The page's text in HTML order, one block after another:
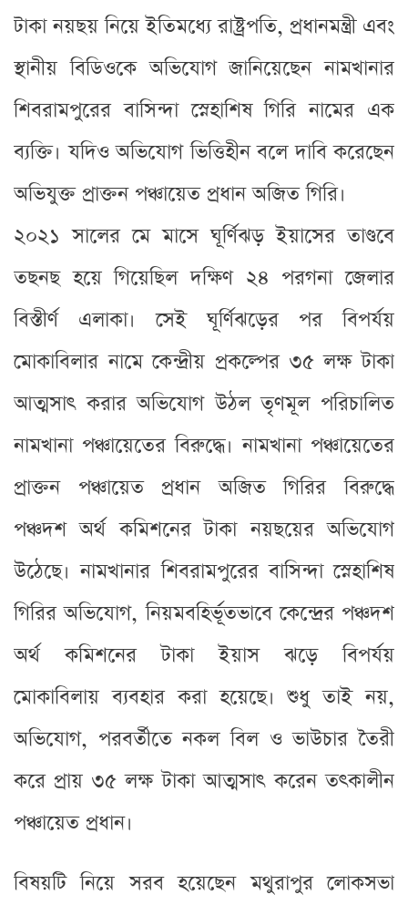
টাকা নয়ছয় নিয়ে ইতিমধ্যে রাষ্ট্রপতি, প্রধানমন্ত্রী এবং
স্থানীয় বিডিওকে অভিযোগ জানিয়েছেন নামখানার
শিবরামপুরের বাসিন্দা স্নেহাশিষ গিরি নামের এক
ব্যক্তি। যদিও অভিযোগ ভিত্তিহীন বলে দাবি করেছেন
অভিযুক্ত প্রাক্তন পঞ্চায়েত প্রধান অজিত গিরি।
২০২১ সালের মে মাসে ঘূর্ণিঝড় ইয়াসের তাণ্ডবে
তছনছ হয়ে গিয়েছিল দক্ষিণ ২৪ পরগনা জেলার
বিস্তীর্ণ এলাকা। সেই ঘূর্ণিঝড়ের পর বিপর্যয়
মোকাবিলার নামে কেন্দ্রীয় প্রকল্পের ৩৫ লক্ষ টাকা
আত্মসাৎ করার অভিযোগ উঠল তৃণমূল পরিচালিত
নামখানা পঞ্চায়েতের বিরুদ্ধে। নামখানা পঞ্চায়েতের
প্রাক্তন পঞ্চায়েত প্রধান অজিত গিরির বিরুদ্ধে
পঞ্চদশ অর্থ কমিশনের টাকা নয়ছয়ের অভিযোগ
উঠেছে। নামখানার শিবরামপুরের বাসিন্দা স্নেহাশিষ
গিরির অভিযোগ, নিয়মবহির্ভূতভাবে কেন্দ্রের পঞ্চদশ
অর্থ কমিশনের টাকা ইয়াস ঝড়ে বিপর্যয়
মোকাবিলায় ব্যবহার করা হয়েছে। শুধু তাই নয়,
অভিযোগ, পরবর্তীতে নকল বিল ও ভাউচার তৈরী
করে প্রায় ৩৫ লক্ষ টাকা আত্মসাৎ করেন তৎকালীন
পঞ্চায়েত প্রধান।
বিষয়টি নিয়ে সরব হয়েছেন মথুরাপুর লোকসভা